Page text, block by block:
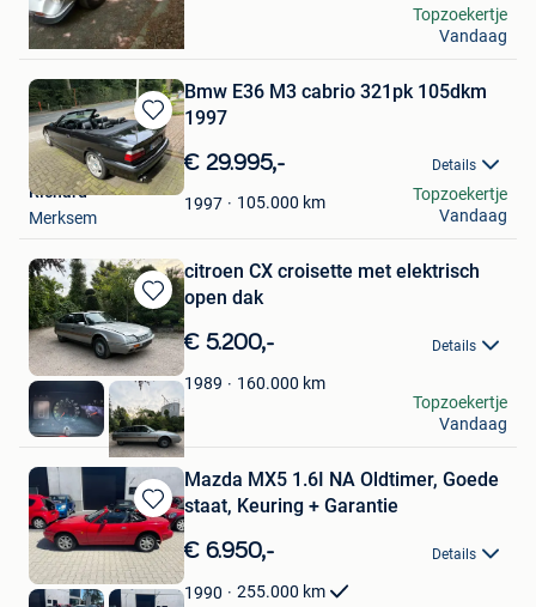
eddy
Roeselare
Topzoekertje
Vandaag
Bewaren
in
Mijn
Favorieten
Bmw E36 M3 cabrio 321pk 105dkm
1997
€ 29.995,- Details
1997 105.000 km
Richard
Merksem
Topzoekertje
Vandaag
Bewaren
in
Mijn
Favorieten
citroen CX croisette met elektrisch
open dak
€ 5.200,- Details
1989 160.000 km
Patrick
Nevele
Topzoekertje
Vandaag
Bewaren
in
Mijn
Favorieten
Mazda MX5 1.6I NA Oldtimer, Goede
staat, Keuring + Garantie
€ 6.950,- Details
1990 255.000 km